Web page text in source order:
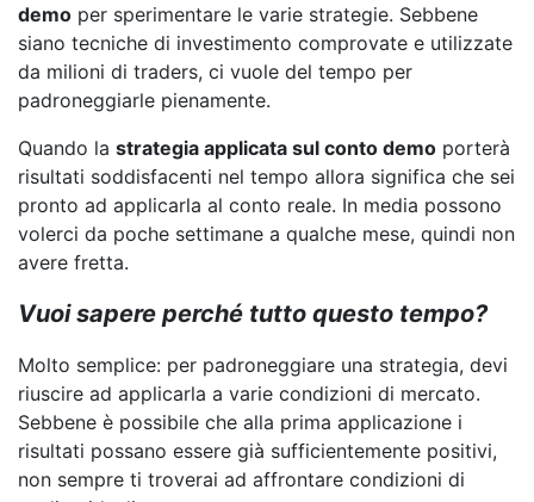
demo per sperimentare le varie strategie. Sebbene
siano tecniche di investimento comprovate e utilizzate
da milioni di traders, ci vuole del tempo per
padroneggiarle pienamente.
Quando la strategia applicata sul conto demo porterà
risultati soddisfacenti nel tempo allora significa che sei
pronto ad applicarla al conto reale. In media possono
volerci da poche settimane a qualche mese, quindi non
avere fretta.
Vuoi sapere perché tutto questo tempo?
Molto semplice: per padroneggiare una strategia, devi
riuscire ad applicarla a varie condizioni di mercato.
Sebbene è possibile che alla prima applicazione i
risultati possano essere già sufficientemente positivi,
non sempre ti troverai ad affrontare condizioni di